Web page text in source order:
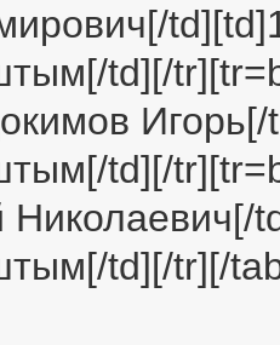
td][/
td][/
Николаевич[/
td][/tr][/